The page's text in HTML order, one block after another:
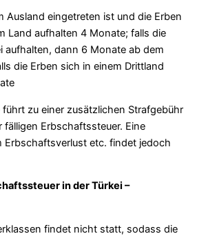
Ausland eingetreten ist und die Erben
Land aufhalten 4 Monate; falls die
aufhalten, dann 6 Monate ab dem
die Erben sich in einem Drittland
zu einer zusätzlichen Strafgebühr
fälligen Erbschaftssteuer. Eine
Erbschaftsverlust etc. findet jedoch
in der Türkei –
findet nicht statt, sodass die